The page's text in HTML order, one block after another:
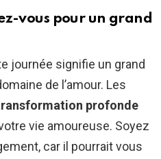
vous pour un grand
journée signifie un grand
de l’amour. Les
profonde
vie amoureuse. Soyez
car il pourrait vous